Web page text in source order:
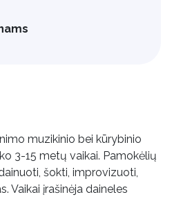
muzikinio bei kūrybinio
3-15 metų vaikai. Pamokėlių
šokti, improvizuoti,
Vaikai įrašinėja daineles